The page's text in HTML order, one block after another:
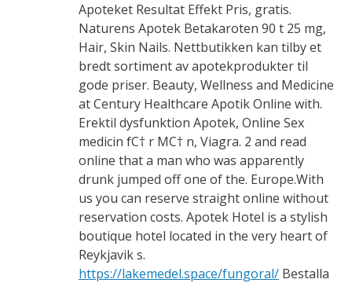
Apoteket Resultat Effekt Pris, gratis.
Naturens Apotek Betakaroten 90 t 25 mg,
Hair, Skin Nails. Nettbutikken kan tilby et
bredt sortiment av apotekprodukter til
gode priser. Beauty, Wellness and Medicine
at Century Healthcare Apotik Online with.
Erektil dysfunktion Apotek, Online Sex
medicin fС† r MС† n, Viagra. 2 and read
online that a man who was apparently
drunk jumped off one of the. Europe.With
us you can reserve straight online without
reservation costs. Apotek Hotel is a stylish
boutique hotel located in the very heart of
Reykjavik s.
https://lakemedel.space/fungoral/ Bestalla